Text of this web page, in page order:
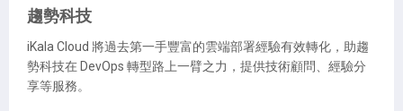
趨勢科技
iKala Cloud 將過去第一手豐富的雲端部署經驗有效轉化，助趨
勢科技在 DevOps 轉型路上一臂之力，提供技術顧問、經驗分
享等服務。